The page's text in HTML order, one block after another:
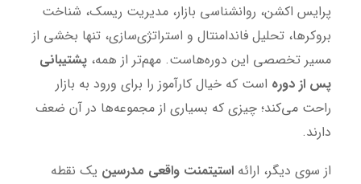
پرایس اکشن، روانشناسی بازار، مدیریت ریسک، شناخت
بروکرها، تحلیل فاندامنتال و استراتژی‌سازی، تنها بخشی از
مسیر تخصصی این دوره‌هاست. مهم‌تر از همه،پشتیبانی
پس از دوره است که خیال کارآموز را برای ورود به بازار
راحت می‌کند؛ چیزی که بسیاری از مجموعه‌ها در آن ضعف
دارند.
از سوی دیگر، ارائهاستیتمنت واقعی مدرسین یک نقطه